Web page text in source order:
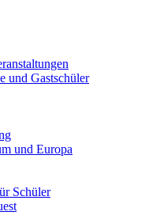
und Gastschüler
und Europa
Schüler